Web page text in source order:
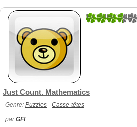
1.7142857142857
Just Count. Mathematics
Genre: Puzzles Casse-têtes
parGFI